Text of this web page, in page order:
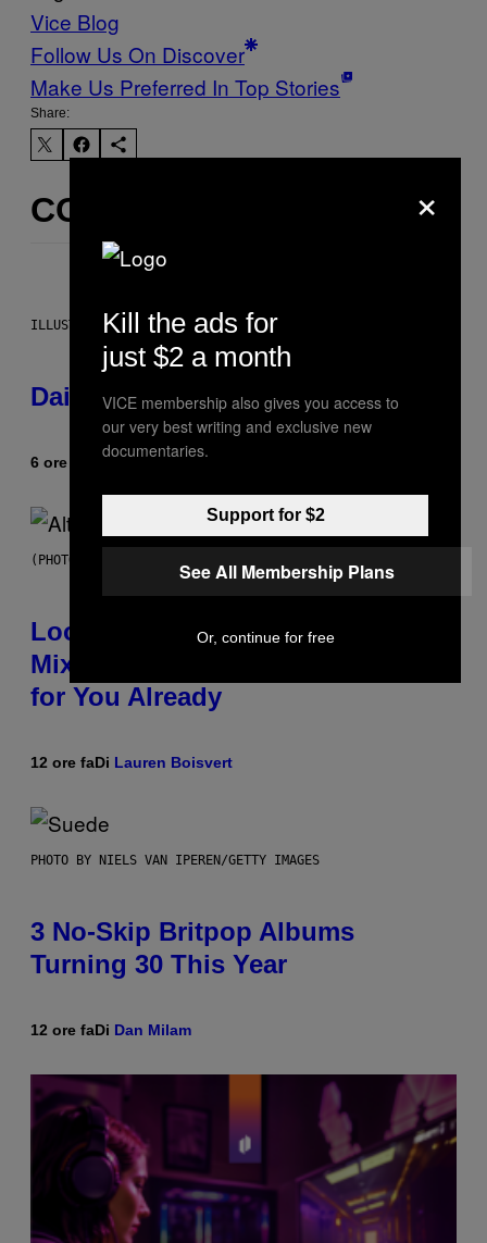
Vice Blog
Follow Us On Discover
Make Us Preferred In Top Stories
Share:
CONTENUTI SIMILI
ILLUSTRATION BY REESA.
Daily Horoscope: August 6, 2026
6 ore fa DiAshley Fike
(PHOTO BY MICK HUTSON/REDFERNS)
Looking For the Perfect Alt-Rock
Mixtape for Your Boo? I Made It
for You Already
12 ore faDi Lauren Boisvert
PHOTO BY NIELS VAN IPEREN/GETTY IMAGES
3 No-Skip Britpop Albums
Turning 30 This Year
12 ore faDi Dan Milam
×
Kill the ads for
just $2 a month
VICE membership also gives you access to
our very best writing and exclusive new
documentaries.
Support for $2
See All Membership Plans
Or, continue for free